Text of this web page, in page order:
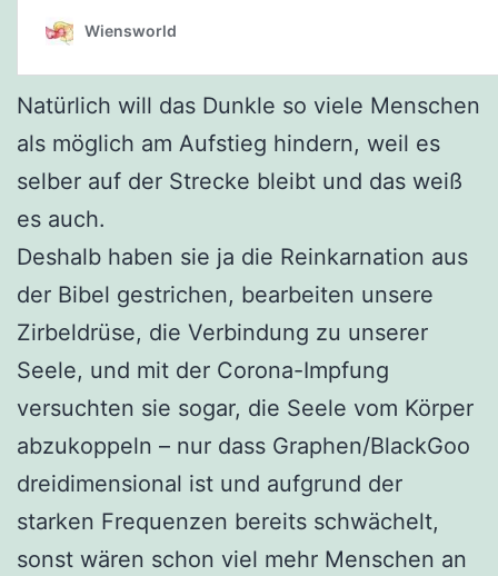
Natürlich will das Dunkle so viele Menschen
als möglich am Aufstieg hindern, weil es
selber auf der Strecke bleibt und das weiß
es auch.
Deshalb haben sie ja die Reinkarnation aus
der Bibel gestrichen, bearbeiten unsere
Zirbeldrüse, die Verbindung zu unserer
Seele, und mit der Corona-Impfung
versuchten sie sogar, die Seele vom Körper
abzukoppeln – nur dass Graphen/BlackGoo
dreidimensional ist und aufgrund der
starken Frequenzen bereits schwächelt,
sonst wären schon viel mehr Menschen an